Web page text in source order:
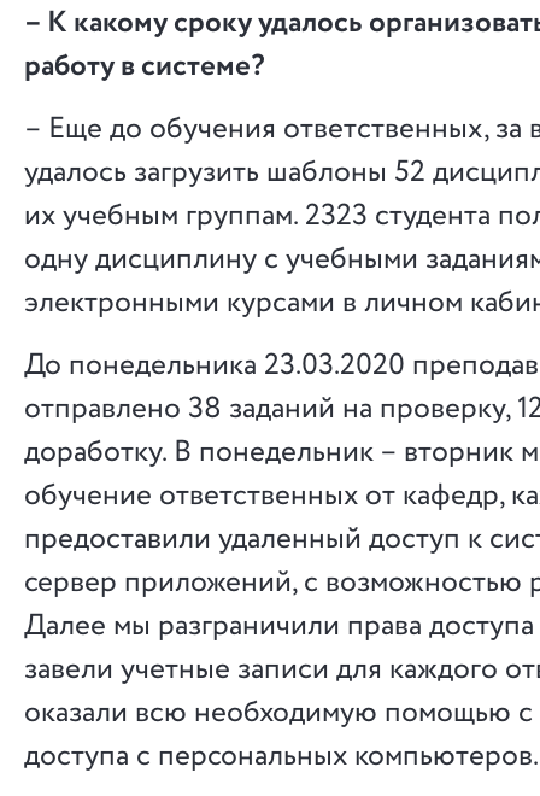
– К какому сроку удалось
работу в системе?
– Еще до обучения ответственных, за
удалось загрузить шаблоны 52
их учебным группам. 2323 студента
одну дисциплину с учебными
электронными курсами в личном
До понедельника 23.03.2020
отправлено 38 заданий на проверку,
доработку. В понедельник – вторник
обучение ответственных от кафедр,
предоставили удаленный доступ к
сервер приложений, с возможностью
Далее мы разграничили права
завели учетные записи для каждого
оказали всю необходимую помощью с
доступа с персональных компьютеров.